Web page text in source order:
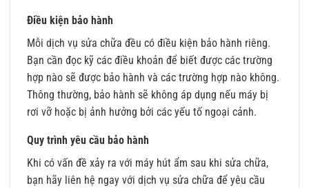
Điều kiện bảo hành
Mỗi dịch vụ sửa chữa đều có điều kiện bảo hành riêng.
Bạn cần đọc kỹ các điều khoản để biết được các trường
hợp nào sẽ được bảo hành và các trường hợp nào không.
Thông thường, bảo hành sẽ không áp dụng nếu máy bị
rơi vỡ hoặc bị ảnh hưởng bởi các yếu tố ngoại cảnh.
Quy trình yêu cầu bảo hành
Khi có vấn đề xảy ra với máy hút ẩm sau khi sửa chữa,
bạn hãy liên hệ ngay với dịch vụ sửa chữa để yêu cầu